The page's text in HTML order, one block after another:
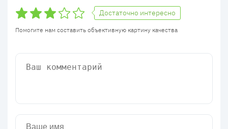
Достаточно интересно
Помогите нам составить объективную картину качества